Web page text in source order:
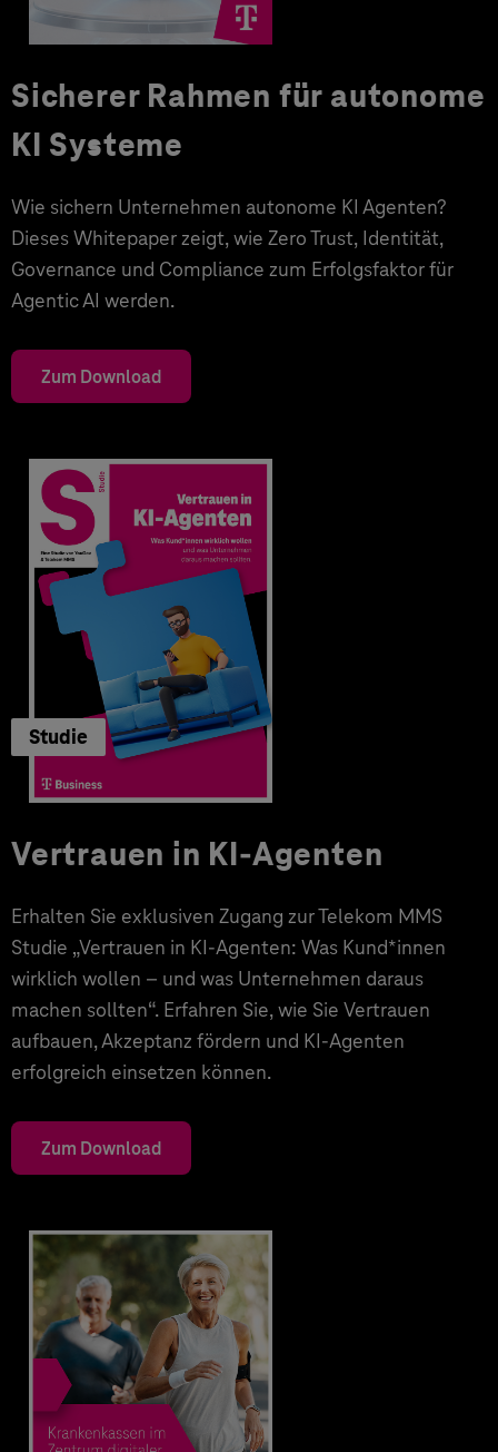
Sicherer Rahmen für autonome
KI Systeme
Wie sichern Unternehmen autonome KI Agenten?
Dieses Whitepaper zeigt, wie Zero Trust, Identität,
Governance und Compliance zum Erfolgsfaktor für
Agentic AI werden.
Zum Download
Studie
Vertrauen in KI-Agenten
Erhalten Sie exklusiven Zugang zur Telekom MMS
Studie „Vertrauen in KI-Agenten: Was Kund*innen
wirklich wollen – und was Unternehmen daraus
machen sollten“. Erfahren Sie, wie Sie Vertrauen
aufbauen, Akzeptanz fördern und KI-Agenten
erfolgreich einsetzen können.
Zum Download